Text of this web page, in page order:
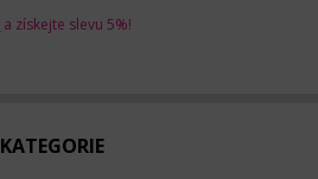
a získejte slevu 5%!
KATEGORIE